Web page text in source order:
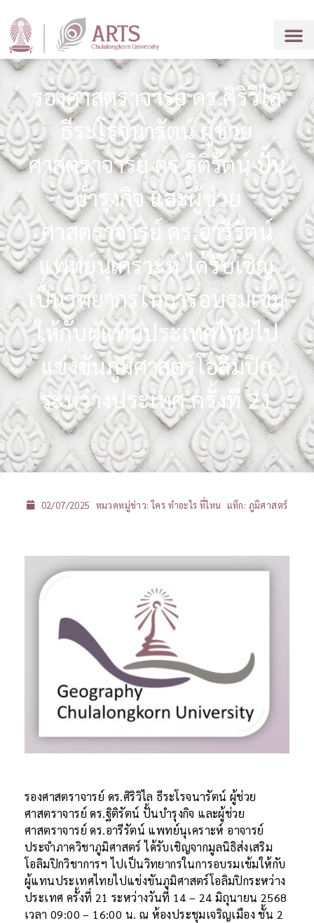
รองศาสตราจารย์ ดร.ศิริวิไล
ธีระโรจนารัตน์ ผู้ช่วย
ศาสตราจารย์ ดร.ฐิติรัตน์ ปั้น
บำรุงกิจ และผู้ช่วย
ศาสตราจารย์ ดร.อารีรัตน์
แพทย์นุเคราะห์ ได้รับเชิญ
เป็นวิทยากรในการอบรมเข้ม
ให้กับผู้แทนประเทศไทยไป
แข่งขันภูมิศาสตร์โอลิมปิก
ระหว่างประเทศ ครั้งที่ 21
02/07/2025 หมวดหมู่ข่าว:ใคร ทำอะไร ที่ไหน แท็ก: ภูมิศาสตร์
รองศาสตราจารย์ ดร.ศิริวิไล ธีระโรจนารัตน์ ผู้ช่วย
ศาสตราจารย์ ดร.ฐิติรัตน์ ปั้นบำรุงกิจ และผู้ช่วย
ศาสตราจารย์ ดร.อารีรัตน์ แพทย์นุเคราะห์ อาจารย์
ประจำภาควิชาภูมิศาสตร์ ได้รับเชิญจากมูลนิธิส่งเสริม
โอลิมปิกวิชาการฯ ไปเป็นวิทยากรในการอบรมเข้มให้กับ
ผู้แทนประเทศไทยไปแข่งขันภูมิศาสตร์โอลิมปิกระหว่าง
ประเทศ ครั้งที่ 21 ระหว่างวันที่ 14 – 24 มิถุนายน 2568
เวลา 09:00 – 16:00 น. ณ ห้องประชุมเจริญเมือง ชั้น 2